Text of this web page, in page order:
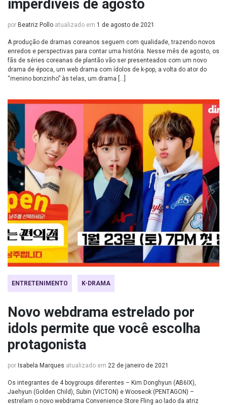
imperdíveis de agosto
por Beatriz Pollo atualizado em 1 de agosto de 2021
A produção de dramas coreanos seguem com qualidade, trazendo novos
enredos e perspectivas para contar uma história. Nesse mês de agosto, os
fãs de séries coreanas de plantão vão ser presenteados com um novo
drama de época, um web drama com ídolos de k-pop, a volta do ator do
“menino bonzinho” às telas, um drama […]
ENTRETENIMENTO K-DRAMA
Novo webdrama estrelado por
idols permite que você escolha
protagonista
por Isabela Marques atualizado em 22 de janeiro de 2021
Os integrantes de 4 boygroups diferentes – Kim Donghyun (AB6IX),
Jaehyun (Golden Child), Subin (VICTON) e Wooseok (PENTAGON) –
estrelam o novo webdrama Convenience Store Fling ao lado da atriz